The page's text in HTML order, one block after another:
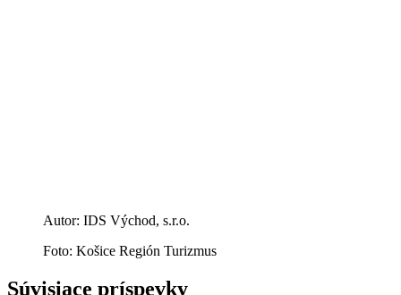
Autor: IDS Východ, s.r.o.
Foto: Košice Región Turizmus
Súvisiace príspevky